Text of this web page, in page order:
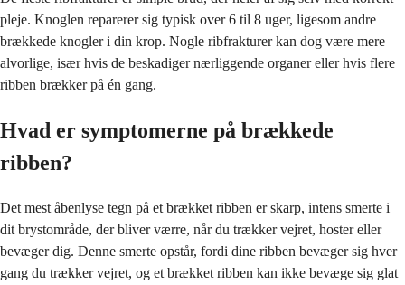
pleje. Knoglen reparerer sig typisk over 6 til 8 uger, ligesom andre
brækkede knogler i din krop. Nogle ribfrakturer kan dog være mere
alvorlige, især hvis de beskadiger nærliggende organer eller hvis flere
ribben brækker på én gang.
Hvad er symptomerne på brækkede
ribben?
Det mest åbenlyse tegn på et brækket ribben er skarp, intens smerte i
dit brystområde, der bliver værre, når du trækker vejret, hoster eller
bevæger dig. Denne smerte opstår, fordi dine ribben bevæger sig hver
gang du trækker vejret, og et brækket ribben kan ikke bevæge sig glat